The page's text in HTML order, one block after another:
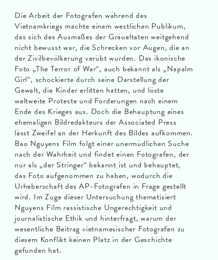
Die Arbeit der Fotografen während des
Vietnamkriegs machte einem westlichen Publikum,
das sich des Ausmaßes der Gräueltaten weitgehend
nicht bewusst war, die Schrecken vor Augen, die an
der Zivilbevölkerung verübt wurden. Das ikonische
Foto „The Terror of War“, auch bekannt als „Napalm
Girl“, schockierte durch seine Darstellung der
Gewalt, die Kinder erlitten hatten, und löste
weltweite Proteste und Forderungen nach einem
Ende des Krieges aus. Doch die Behauptung eines
ehemaligen Bildredakteurs der Associated Press
lässt Zweifel an der Herkunft des Bildes aufkommen.
Bao Nguyens Film folgt einer unermüdlichen Suche
nach der Wahrheit und findet einen Fotografen, der
nur als „der Stringer“ bekannt ist und behauptet,
das Foto aufgenommen zu haben, wodurch die
Urheberschaft des AP-Fotografen in Frage gestellt
wird. Im Zuge dieser Untersuchung thematisiert
Nguyens Film rassistische Ungerechtigkeit und
journalistische Ethik und hinterfragt, warum der
wesentliche Beitrag vietnamesischer Fotografen zu
diesem Konflikt keinen Platz in der Geschichte
gefunden hat.